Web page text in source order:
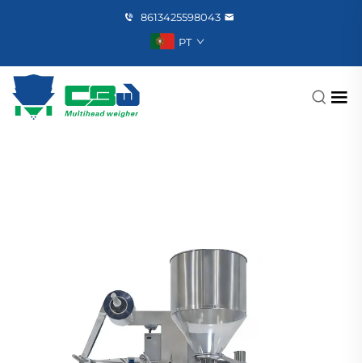
8613425598043
PT